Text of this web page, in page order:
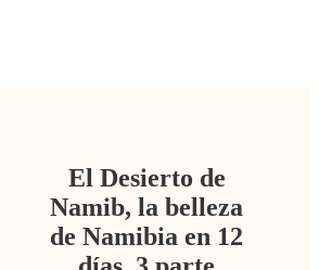
El Desierto de
Namib, la belleza
de Namibia en 12